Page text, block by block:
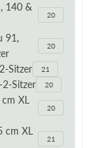
140 &
20
91,
20
Sitzer 21
Sitzer 20
XL
20
cm XL
21